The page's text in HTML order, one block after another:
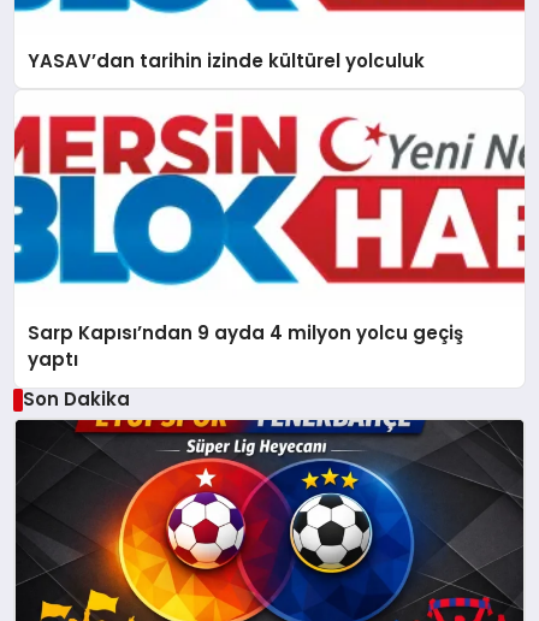
YASAV’dan tarihin izinde kültürel yolculuk
Sarp Kapısı’ndan 9 ayda 4 milyon yolcu geçiş
yaptı
Son Dakika